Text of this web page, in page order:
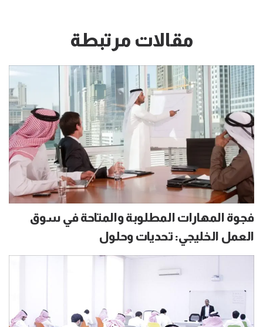
مقالات مرتبطة
فجوة المهارات المطلوبة والمتاحة في سوق
العمل الخليجي: تحديات وحلول